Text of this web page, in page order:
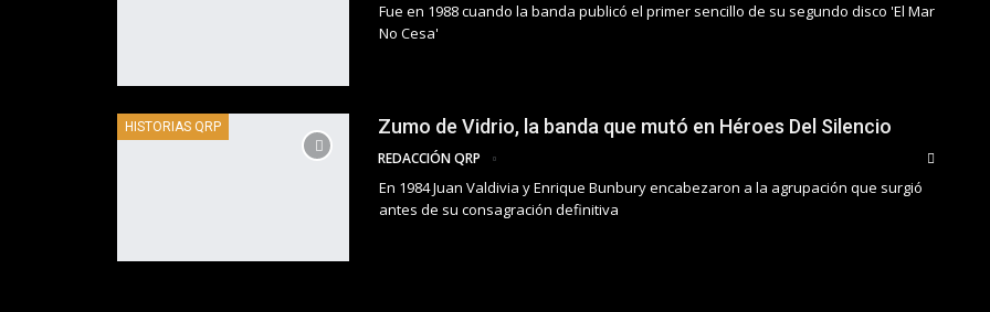
Fue en 1988 cuando la banda publicó el primer sencillo de su segundo disco 'El Mar
No Cesa'
HISTORIAS QRP Zumo de Vidrio, la banda que mutó en Héroes Del Silencio
REDACCIÓN QRP
En 1984 Juan Valdivia y Enrique Bunbury encabezaron a la agrupación que surgió
antes de su consagración definitiva